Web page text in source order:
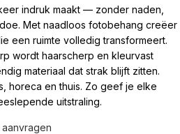
indruk maakt — zonder naden,
Met naadloos fotobehang creëer
een ruimte volledig transformeert.
wordt haarscherp en kleurvast
materiaal dat strak blijft zitten.
horeca en thuis. Zo geef je elke
uitstraling.